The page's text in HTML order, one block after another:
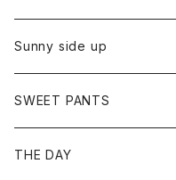
カーディガン
オーバーオール
ブレスレット
リング
ブーツ
サンダル
Sunny side up
アウター
Ｇジャン
ボトム
SWEET PANTS
ボトム
THE DAY